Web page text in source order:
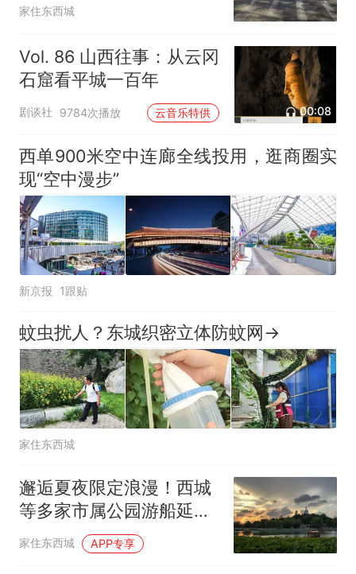
家住东西城
Vol. 86 山西往事：从云冈
石窟看平城一百年
剧谈社 9784次播放 云音乐特供 00:08
西单900米空中连廊全线投用，逛商圈实
现“空中漫步”
新京报 1跟贴
蚊虫扰人？东城织密立体防蚊网→
家住东西城
邂逅夏夜限定浪漫！西城
等多家市属公园游船延时
运营
家住东西城 APP专享